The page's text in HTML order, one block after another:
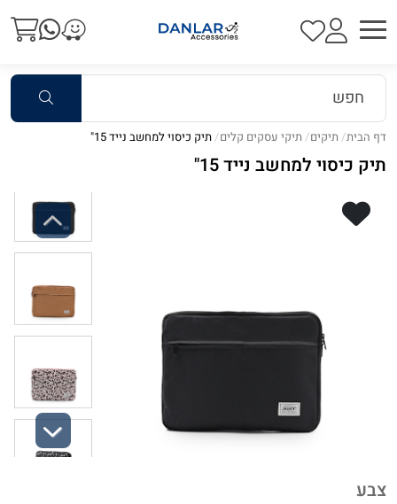
דף הבית תיקים תיקי עסקים קלים תיק כיסוי למחשב נייד 15"
תיק כיסוי למחשב נייד 15"
צבע
Previous
Next